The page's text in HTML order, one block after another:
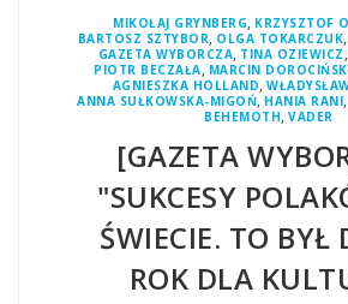
MIKOŁAJ GRYNBERG, KRZYSZTOF
BARTOSZ SZTYBOR, OLGA TOKARCZUK,
GAZETA WYBORCZA, TINA OZIEWICZ
PIOTR BECZAŁA, MARCIN
AGNIESZKA HOLLAND,
ANNA SUŁKOWSKA-MIGOŃ, HANIA RANI,
BEHEMOTH,VADER
[GAZETA
"SUKCESY
ŚWIECIE. TO BYŁ
ROK DLA